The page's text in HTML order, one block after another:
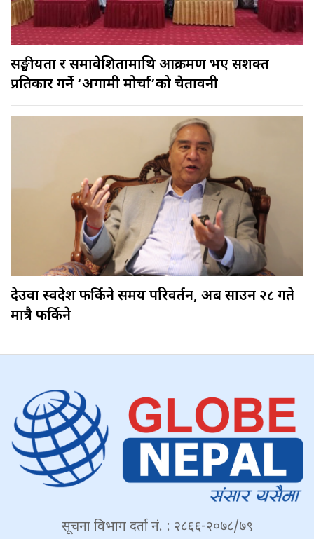
सङ्घीयता र समावेशितामाथि आक्रमण भए सशक्त
प्रतिकार गर्ने ‘अग्रगामी मोर्चा’को चेतावनी
देउवा स्वदेश फर्किने समय परिवर्तन, अब साउन २८ गते
मात्रै फर्किने
सूचना विभाग दर्ता नं. : २८६६-२०७८/७९